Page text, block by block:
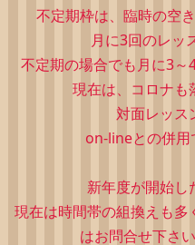
不定期枠は、 臨時の空
月に3回のレッ
不定期の場合でも月に3～
現在は、コロナも
対面レッス
on-lineとの併用
新年度が開始し
現在は時間帯の組換えも
はお問合せ下さ